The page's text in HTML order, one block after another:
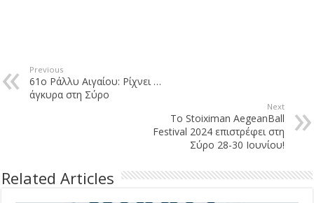
Previous
61ο Ράλλυ Αιγαίου: Ρίχνει …
άγκυρα στη Σύρο
Next
Το Stoiximan AegeanBall
Festival 2024 επιστρέφει στη
Σύρο 28-30 Ιουνίου!
Related Articles